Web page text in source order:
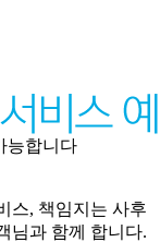
능합니다
스, 책임지는 사후
님과 함께 합니다.